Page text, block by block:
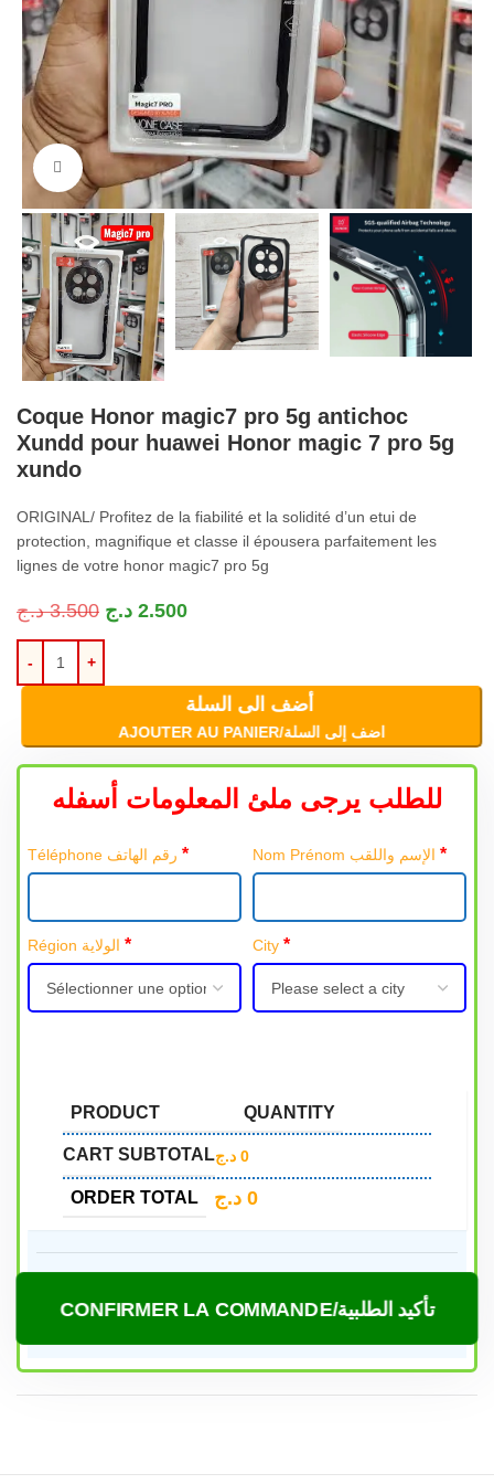
Cliquez pour agrandir
Coque Honor magic7 pro 5g antichoc
Xundd pour huawei Honor magic 7 pro 5g
xundo
ORIGINAL/ Profitez de la fiabilité et la solidité d’un etui de
protection, magnifique et classe il épousera parfaitement les
lignes de votre honor magic7 pro 5g
3.500 د.ج 2.500 د.ج
أضف الى السلة
AJOUTER AU PANIER/اضف إلى السلة
للطلب يرجى ملئ المعلومات أسفله
Téléphone رقم الهاتف* *
Région الولاية* City *
PRODUCT QUANTITY
CART SUBTOTAL 0 د.ج
ORDER TOTAL 0 د.ج
CONFIRMER LA COMMANDE/تأكيد الطلبية